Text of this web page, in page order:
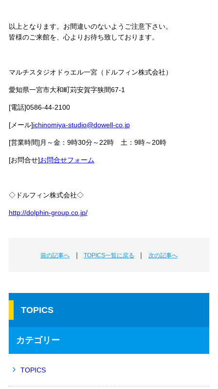
以上となります。お間違いのないようご注意下さい。
皆様のご来館を、心よりお待ち致しております。
マルチスタジオドゥエル一宮（ドルフィン株式会社）
愛知県一宮市大和町苅安賀字狭間67-1
[電話]0586-44-2100
[メール]ichinomiya-studio@dowell-co.jp
[営業時間]月～金：9時30分～22時 土：9時～20時
[お問合せ]お問合せフォーム
◇ドルフィン株式会社◇
http://dolphin-group.co.jp/
前の記事へ ｜ TOPICS一覧に戻る ｜ 次の記事へ
TOPICS
カテゴリー
TOPICS